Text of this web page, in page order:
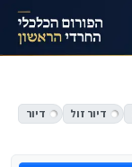
דיור זול
דיור